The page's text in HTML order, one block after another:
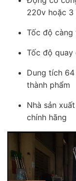
220v hoặc
Tốc độ càng
Tốc độ
Dung tích
thành phẩm
Nhà sản
chính hãng